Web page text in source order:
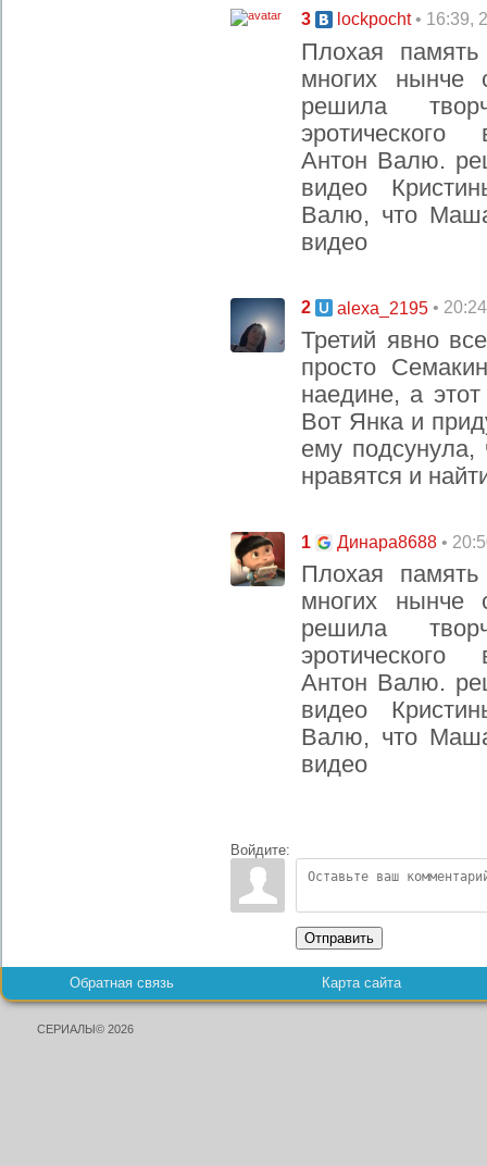
3 lockpocht • 16:39,
Плохая
многих нынче
решила
эротического
Антон Валю.
видео
Валю, что
видео
2 alexa_2195 •
Третий явно
просто
наедине, а
Вот Янка и
ему подсунула,
нравятся и
1 Динара8688 •
Плохая
многих нынче
решила
эротического
Антон Валю.
видео
Валю, что
видео
Войдите:
Отправить
Обратная связь Карта сайта
СЕРИАЛЫ© 2026